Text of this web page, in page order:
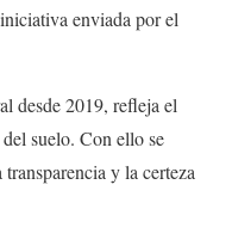
enviada por el
desde 2019, refleja el
suelo. Con ello se
y la certeza